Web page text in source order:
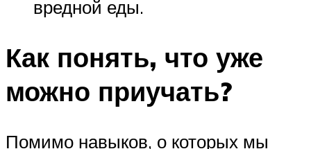
вредной еды.
Как понять, что уже
можно приучать?
Помимо навыков, о которых мы